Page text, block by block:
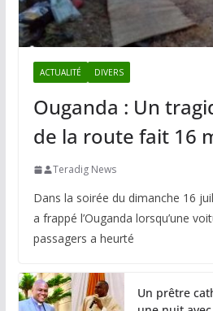
ACTUALITÉ DIVERS
Ouganda : Un
de la route fait 16
Teradig News
Dans la soirée du dimanche 16
a frappé l’Ouganda lorsqu’une
passagers a heurté
Un prêtre